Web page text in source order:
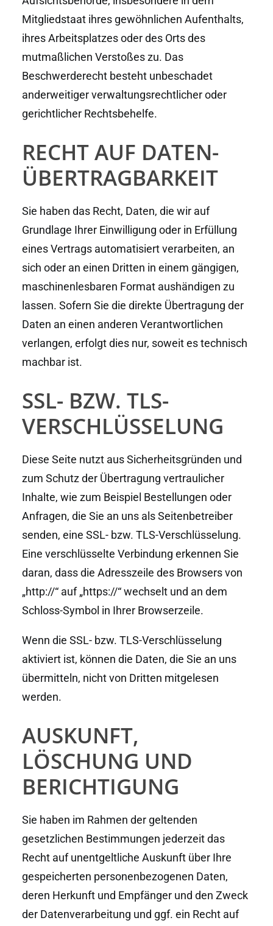
Mitgliedstaat ihres gewöhnlichen Aufenthalts,
ihres Arbeitsplatzes oder des Orts des
mutmaßlichen Verstoßes zu. Das
Beschwerderecht besteht unbeschadet
anderweitiger verwaltungsrechtlicher oder
gerichtlicher Rechtsbehelfe.
RECHT AUF DATEN­
ÜBERTRAG­BARKEIT
Sie haben das Recht, Daten, die wir auf
Grundlage Ihrer Einwilligung oder in Erfüllung
eines Vertrags automatisiert verarbeiten, an
sich oder an einen Dritten in einem gängigen,
maschinenlesbaren Format aushändigen zu
lassen. Sofern Sie die direkte Übertragung der
Daten an einen anderen Verantwortlichen
verlangen, erfolgt dies nur, soweit es technisch
machbar ist.
SSL- BZW. TLS-
VERSCHLÜSSELUNG
Diese Seite nutzt aus Sicherheitsgründen und
zum Schutz der Übertragung vertraulicher
Inhalte, wie zum Beispiel Bestellungen oder
Anfragen, die Sie an uns als Seitenbetreiber
senden, eine SSL- bzw. TLS-Verschlüsselung.
Eine verschlüsselte Verbindung erkennen Sie
daran, dass die Adresszeile des Browsers von
„http://“ auf „https://“ wechselt und an dem
Schloss-Symbol in Ihrer Browserzeile.
Wenn die SSL- bzw. TLS-Verschlüsselung
aktiviert ist, können die Daten, die Sie an uns
übermitteln, nicht von Dritten mitgelesen
werden.
AUSKUNFT,
LÖSCHUNG UND
BERICHTIGUNG
Sie haben im Rahmen der geltenden
gesetzlichen Bestimmungen jederzeit das
Recht auf unentgeltliche Auskunft über Ihre
gespeicherten personenbezogenen Daten,
deren Herkunft und Empfänger und den Zweck
der Datenverarbeitung und ggf. ein Recht auf